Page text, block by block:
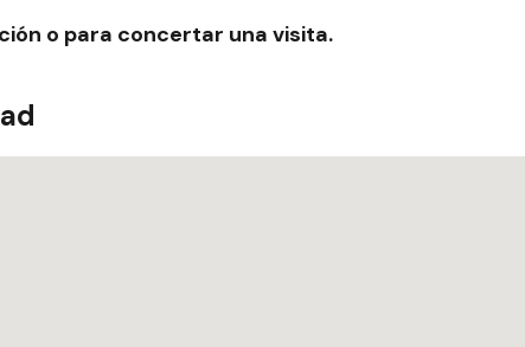
o para concertar una visita.